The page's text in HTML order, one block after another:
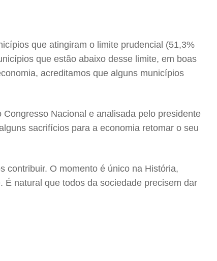
que atingiram o limite prudencial (51,3%
que estão abaixo desse limite, em boas
acreditamos que alguns municípios
Nacional e analisada pelo presidente
sacrifícios para a economia retomar o seu
contribuir. O momento é único na História,
natural que todos da sociedade precisem dar